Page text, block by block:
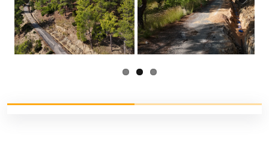
Previous Next